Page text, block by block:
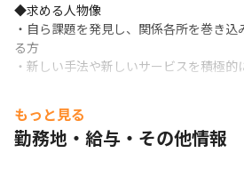
3.セキュリティ施策の立案・実行:
セキュリティ方針や施策の立案から
て、社内外のセキュリティリソース
小化する取り組みを行います。
◆求める人物像
・自ら課題を発見し、関係各所を巻き
る方
・新しい手法や新しいサービスを積極的
もっと見る
勤務地・給与・その他情報